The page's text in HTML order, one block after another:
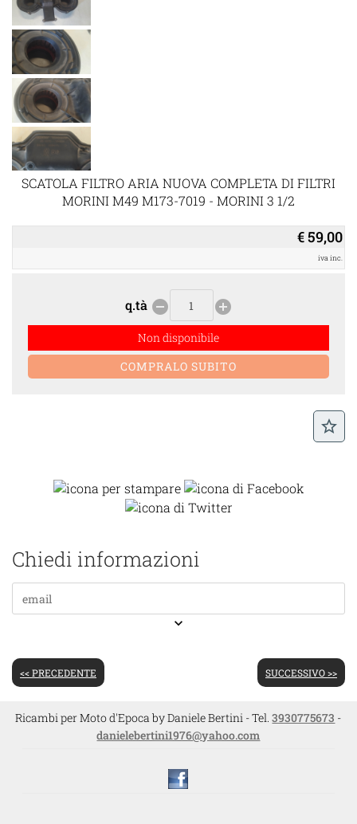
SCATOLA FILTRO ARIA NUOVA COMPLETA DI FILTRI
MORINI M49 M173-7019 - MORINI 3 1/2
€ 59,00
iva inc.
q.tà remove_circle add_circle
Non disponibile
star_border
Chiedi informazioni
keyboard_arrow_down
<< PRECEDENTE SUCCESSIVO >>
Ricambi per Moto d'Epoca by Daniele Bertini - Tel.3930775673 -
danielebertini1976@yahoo.com